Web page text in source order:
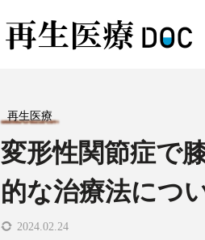
再生医療
再生医療
変形性関節症で
的な治療法につ
2024.02.24